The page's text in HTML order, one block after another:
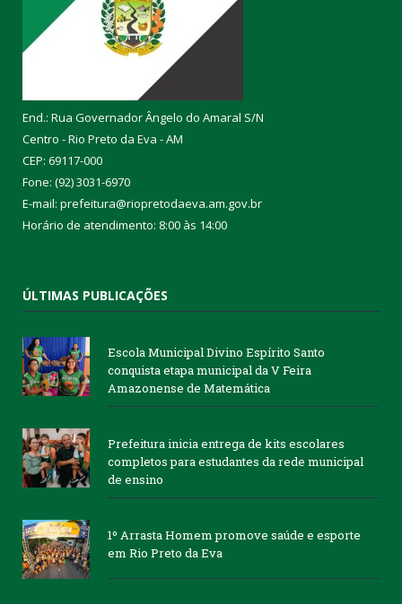
End.: Rua Governador Ângelo do Amaral S/N
Centro - Rio Preto da Eva - AM
CEP: 69117-000
Fone: (92) 3031-6970
E-mail: prefeitura@riopretodaeva.am.gov.br
Horário de atendimento: 8:00 às 14:00
ÚLTIMAS PUBLICAÇÕES
Escola Municipal Divino Espírito Santo
conquista etapa municipal da V Feira
Amazonense de Matemática
Prefeitura inicia entrega de kits escolares
completos para estudantes da rede municipal
de ensino
1º Arrasta Homem promove saúde e esporte
em Rio Preto da Eva